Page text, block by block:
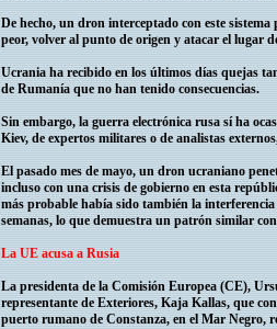
De hecho, un dron interceptado con este
peor, volver al punto de origen y atacar el lugar
Ucrania ha recibido en los últimos días quejas
de Rumanía que no han tenido consecuencias.
Sin embargo, la guerra electrónica rusa sí ha
Kiev, de expertos militares o de analistas
El pasado mes de mayo, un dron ucraniano
incluso con una crisis de gobierno en esta
más probable había sido también la
semanas, lo que demuestra un patrón similar
La UE acusa a Rusia
La presidenta de la Comisión Europea (CE),
representante de Exteriores, Kaja Kallas, que
puerto rumano de Constanza, en el Mar Negro,